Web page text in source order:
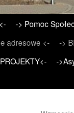
-> Pomoc
adresowe <-
->
-